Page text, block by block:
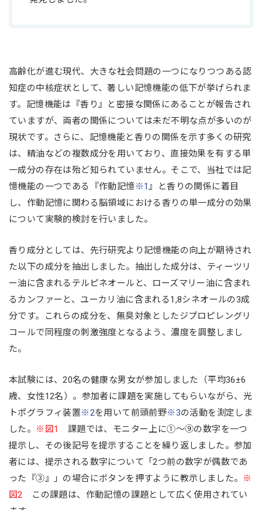
高齢化が進む現代、大きな社会問題の一つになりつつある認
知症の中核症状として、著しい記憶機能の低下が挙げられま
す。記憶機能は『香り』と密接な関係にあることが報告され
ていますが、両者の関係については未だ不明な点が多いのが
現状です。さらに、記憶機能と香りの関係を示す多くの研究
は、精油などの複数成分を用いており、直接効果を有する単
一成分の存在は殆ど知られていません。そこで、当社では記
憶機能の一つである『作動記憶※1』と香りの関係に着目
し、作動記憶に関わる脳領域における香りの単一成分の効果
について実験的検討を行いました。
香り成分としては、先行研究より記憶機能の向上が期待され
た以下の成分を抽出しました。抽出した成分は、ティーツリ
ー油に含まれるテルピネオールと、ローズマリー油に含まれ
るカンファーと、ユーカリ油に含まれる1,8シネオールの3成
分です。これらの成分を、無臭対象としたジプロピレングリ
コールで同程度の刺激強度となるよう、濃度を調整しまし
た。
本試験には、20名の健康な男女が参加しました（平均36±6
歳、女性12名）。参加者に課題を実施してもらいながら、光
トポグラフィ装置※2を用いて前頭前野※3の活動を測定しま
した。 ※図1
課題では、モニター上に①〜⑨の数字を一つ
提示し、その後記号を提示することを繰り返しました。参加
者には、提示される数字について「2つ前の数字が偶数であ
った『③』」の場合にボタンを押すように教示しました。 ※
図2 この課題は、作動記憶の課題として広く使用されてい